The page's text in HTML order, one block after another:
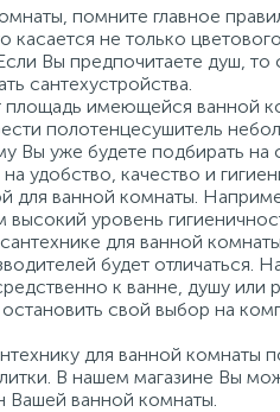
помните главное
не только
Вы предпочитаете душ, то
сантехустройства.
имеющейся ванной
полотенцесушитель
Вы уже будете подбирать на
удобство, качество и
для ванной комнаты.
уровень
для ванной
будет
к ванне, душу или
свой выбор на
для ванной комнаты
В нашем магазине Вы
Вашей ванной комнаты.